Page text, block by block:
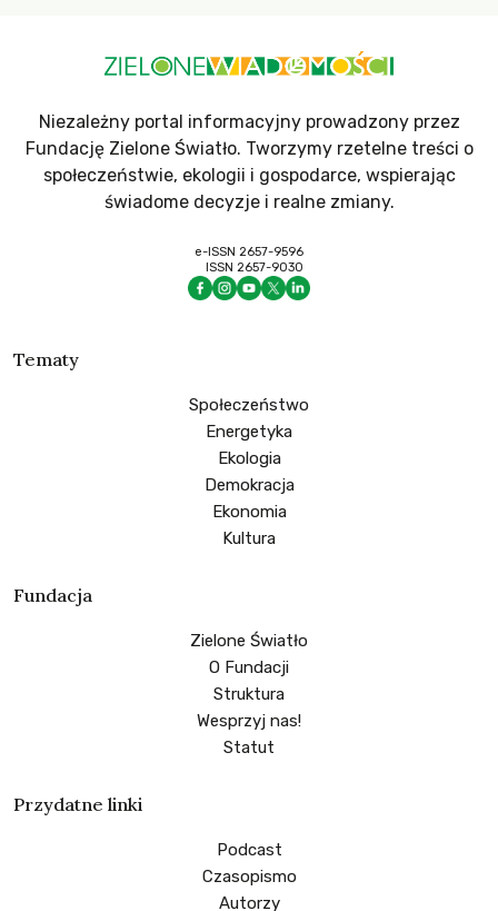
Niezależny portal informacyjny prowadzony przez
Fundację Zielone Światło. Tworzymy rzetelne treści o
społeczeństwie, ekologii i gospodarce, wspierając
świadome decyzje i realne zmiany.
e-ISSN 2657-9596
ISSN 2657-9030
Tematy
Społeczeństwo
Energetyka
Ekologia
Demokracja
Ekonomia
Kultura
Fundacja
Zielone Światło
O Fundacji
Struktura
Wesprzyj nas!
Statut
Przydatne linki
Podcast
Czasopismo
Autorzy